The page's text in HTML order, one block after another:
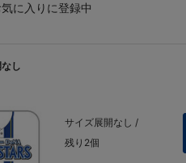
気に入りに登録中
し
サイズ展開なし /
残り2個